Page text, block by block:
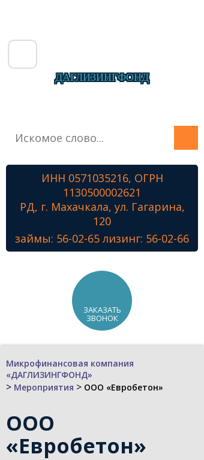
ДАГЛИЗИНГФОНД
О фонде
Лизинг
Наши проекты
Знамя Победы
ИНН 0571035216, ОГРН
1130500002621
РД, г. Махачкала, ул. Гагарина,
120
займы: 56-02-65 лизинг: 56-02-66
ЗАКАЗАТЬ
ЗВОНОК
Микрофинансовая компания
«ДАГЛИЗИНГФОНД»
> Мероприятия > ООО «Евробетон»
ООО
«Евробетон»